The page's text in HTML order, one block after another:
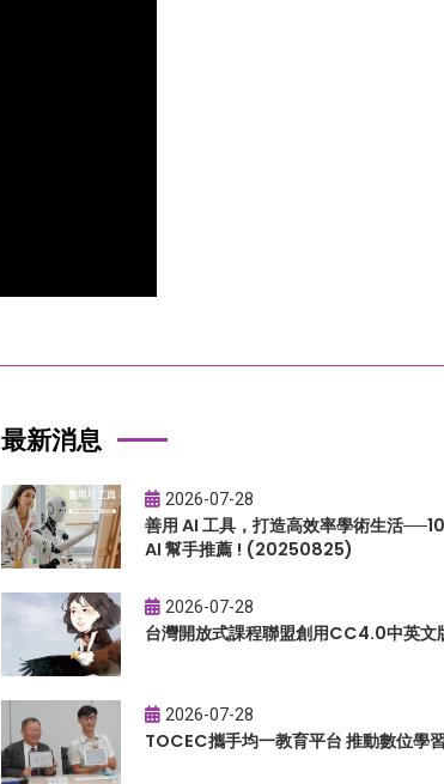
最新消息
2026-07-28
善用 AI 工具，打造高效率學術生活
AI 幫手推薦 ! (20250825)
2026-07-28
台灣開放式課程聯盟創用CC4.0中英文
2026-07-28
TOCEC攜手均一教育平台 推動數位學